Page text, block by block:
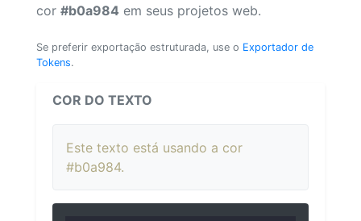
cor #b0a984 em seus projetos web.
Se preferir exportação estruturada, use o Exportador de
Tokens.
COR DO TEXTO
Este texto está usando a cor
#b0a984.